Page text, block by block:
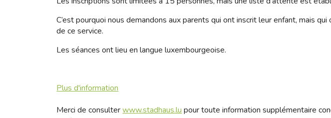
C’est pourquoi nous demandons aux parents qui ont inscrit leur enfant, mais
de ce service.
Les séances ont lieu en langue luxembourgeoise.
Plus d'information
Merci de consulterwww.stadhaus.lu pour toute information supplémentaire